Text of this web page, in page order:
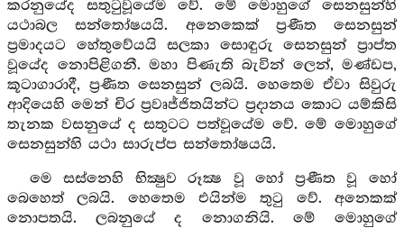
කරනුයේද සතුටුවූයේම වේ. මේ මොහුගේ සෙනසුන්හි
යථාබල සන්තෝෂයයි. අනෙකෙක් ප්‍රණීත සෙනසුන්
ප්‍රමාදයට හේතුවේයයි සලකා සොඳුරු සෙනසුන් ප්‍රාප්ත
වූයේද නොපිළිගනී. මහා පිණැති බැවින් ලෙන්, මණ්ඩප,
කූටාගාරාදී, ප්‍රණීත සෙනසුන් ලබයි. හෙතෙම ඒවා සිවුරු
ආදියෙහි මෙන් චිර ප්‍රවෘජ්ජිතයින්ට ප්‍රදානය කොට යම්කිසි
තැනක වසනුයේ ද සතුටට පත්වූයේම වේ. මේ මොහුගේ
සෙනසුන්හි යථා සාරුප්ප සන්තෝෂයයි.
මෙ සස්නෙහි භික්‍ෂුව රූක්‍ෂ වූ හෝ ප්‍රණීත වූ හෝ
බෙහෙත් ලබයි. හෙතෙම එයින්ම තුටු වේ. අනෙකක්
නොපතයි. ලබනුයේ ද නොගනියි. මේ මොහුගේ